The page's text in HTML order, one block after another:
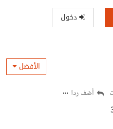
دخول
الأفضل
أضف ردا